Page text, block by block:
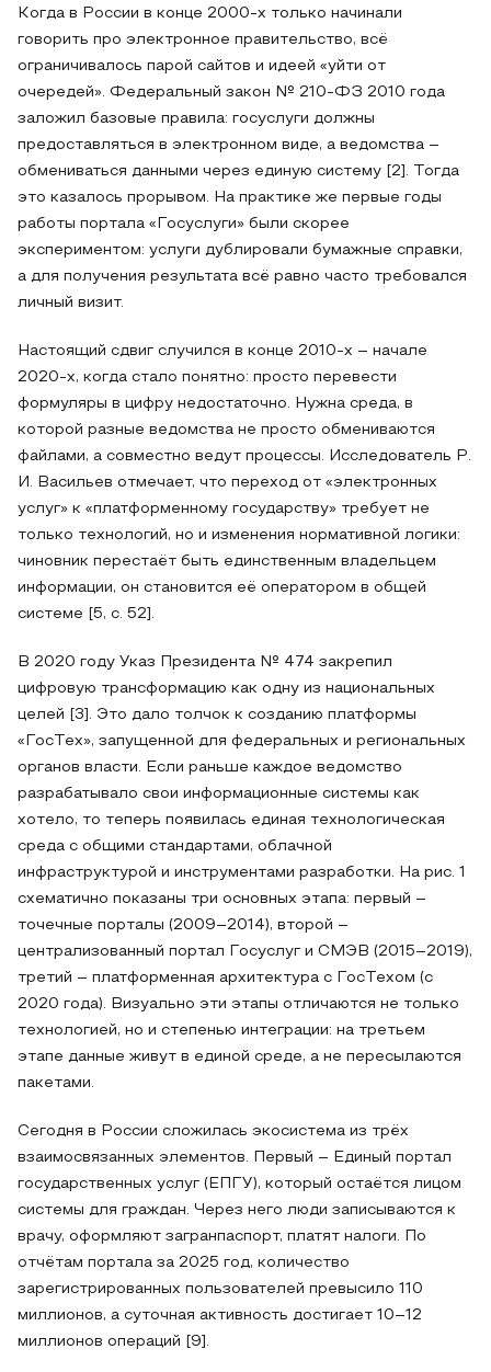
Когда в России в конце 2000-х только начинали
говорить про электронное правительство, всё
ограничивалось парой сайтов и идеей «уйти от
очередей». Федеральный закон № 210-ФЗ 2010 года
заложил базовые правила: госуслуги должны
предоставляться в электронном виде, а ведомства –
обмениваться данными через единую систему [2]. Тогда
это казалось прорывом. На практике же первые годы
работы портала «Госуслуги» были скорее
экспериментом: услуги дублировали бумажные справки,
а для получения результата всё равно часто требовался
личный визит.
Настоящий сдвиг случился в конце 2010-х – начале
2020-х, когда стало понятно: просто перевести
формуляры в цифру недостаточно. Нужна среда, в
которой разные ведомства не просто обмениваются
файлами, а совместно ведут процессы. Исследователь Р.
И. Васильев отмечает, что переход от «электронных
услуг» к «платформенному государству» требует не
только технологий, но и изменения нормативной логики:
чиновник перестаёт быть единственным владельцем
информации, он становится её оператором в общей
системе [5, с. 52].
В 2020 году Указ Президента № 474 закрепил
цифровую трансформацию как одну из национальных
целей [3]. Это дало толчок к созданию платформы
«ГосТех», запущенной для федеральных и региональных
органов власти. Если раньше каждое ведомство
разрабатывало свои информационные системы как
хотело, то теперь появилась единая технологическая
среда с общими стандартами, облачной
инфраструктурой и инструментами разработки. На рис. 1
схематично показаны три основных этапа: первый –
точечные порталы (2009–2014), второй –
централизованный портал Госуслуг и СМЭВ (2015–2019),
третий – платформенная архитектура с ГосТехом (с
2020 года). Визуально эти этапы отличаются не только
технологией, но и степенью интеграции: на третьем
этапе данные живут в единой среде, а не пересылаются
пакетами.
Сегодня в России сложилась экосистема из трёх
взаимосвязанных элементов. Первый – Единый портал
государственных услуг (ЕПГУ), который остаётся лицом
системы для граждан. Через него люди записываются к
врачу, оформляют загранпаспорт, платят налоги. По
отчётам портала за 2025 год, количество
зарегистрированных пользователей превысило 110
миллионов, а суточная активность достигает 10–12
миллионов операций [9].